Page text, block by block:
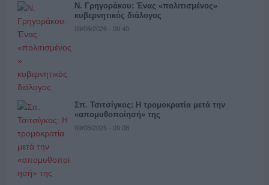
Ν. Γρηγοράκου: Ένας «πολιτισμένος»
κυβερνητικός διάλογος
09/08/2026 - 09:40
Σπ. Τσιτσίγκος: Η τρομοκρατία μετά την
«απομυθοποίησή» της
09/08/2026 - 09:08